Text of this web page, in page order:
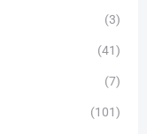
(3)
(41)
(7)
(101)